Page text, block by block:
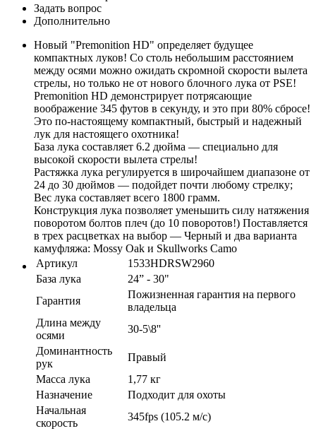
Задать вопрос
Дополнительно
Новый "Premonition HD" определяет будущее
компактных луков! Со столь небольшим расстоянием
между осями можно ожидать скромной скорости вылета
стрелы, но только не от нового блочного лука от PSE!
Premonition HD демонстрирует потрясающие
воображение 345 футов в секунду, и это при 80% сбросе!
Это по-настоящему компактный, быстрый и надежный
лук для настоящего охотника!
База лука составляет 6.2 дюйма — специально для
высокой скорости вылета стрелы!
Растяжка лука регулируется в широчайшем диапазоне от
24 до 30 дюймов — подойдет почти любому стрелку;
Вес лука составляет всего 1800 грамм.
Конструкция лука позволяет уменьшить силу натяжения
поворотом болтов плеч (до 10 поворотов!) Поставляется
в трех расцветках на выбор — Черный и два варианта
камуфляжа: Mossy Oak и Skullworks Camo
Артикул
1533HDRSW2960
База лука
24” - 30"
Гарантия
Пожизненная гарантия на первого
владельца
Длина между
осями
30-5\8''
Доминантность
рук
Правый
Масса лука
1,77 кг
Назначение
Подходит для охоты
Начальная
скорость
345fps (105.2 м/с)